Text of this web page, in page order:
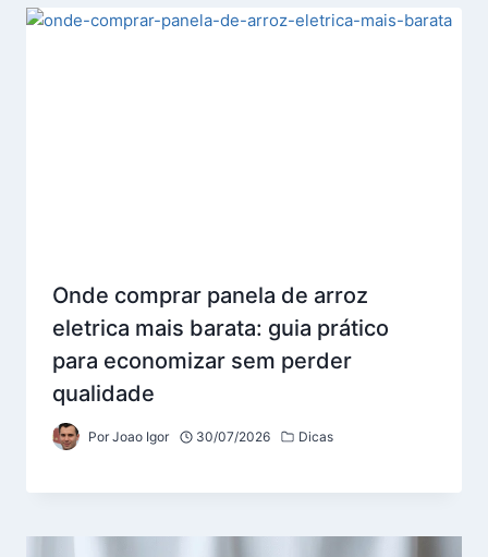
Onde comprar panela de arroz
eletrica mais barata: guia prático
para economizar sem perder
qualidade
Por Joao Igor 30/07/2026 Dicas